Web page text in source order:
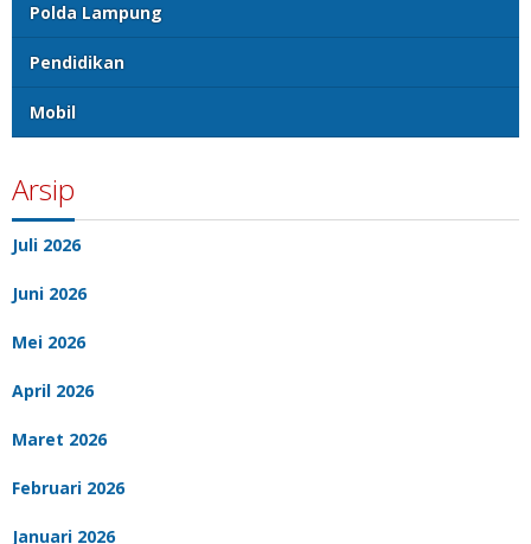
Polda Lampung
Pendidikan
Mobil
Arsip
Juli 2026
Juni 2026
Mei 2026
April 2026
Maret 2026
Februari 2026
Januari 2026